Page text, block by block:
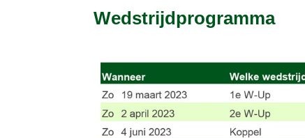
Wedstrijdprogramma